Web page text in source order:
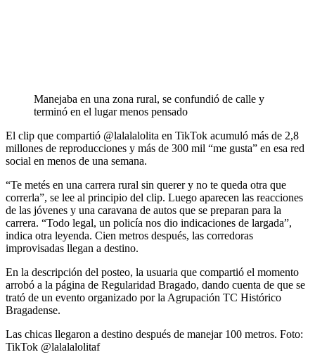
Manejaba en una zona rural, se confundió de calle y
terminó en el lugar menos pensado
El clip que compartió @lalalalolita en TikTok acumuló más de 2,8
millones de reproducciones y más de 300 mil “me gusta” en esa red
social en menos de una semana.
“Te metés en una carrera rural sin querer y no te queda otra que
correrla”, se lee al principio del clip. Luego aparecen las reacciones
de las jóvenes y una caravana de autos que se preparan para la
carrera. “Todo legal, un policía nos dio indicaciones de largada”,
indica otra leyenda. Cien metros después, las corredoras
improvisadas llegan a destino.
En la descripción del posteo, la usuaria que compartió el momento
arrobó a la página de Regularidad Bragado, dando cuenta de que se
trató de un evento organizado por la Agrupación TC Histórico
Bragadense.
Las chicas llegaron a destino después de manejar 100 metros. Foto:
TikTok @lalalalolitaf